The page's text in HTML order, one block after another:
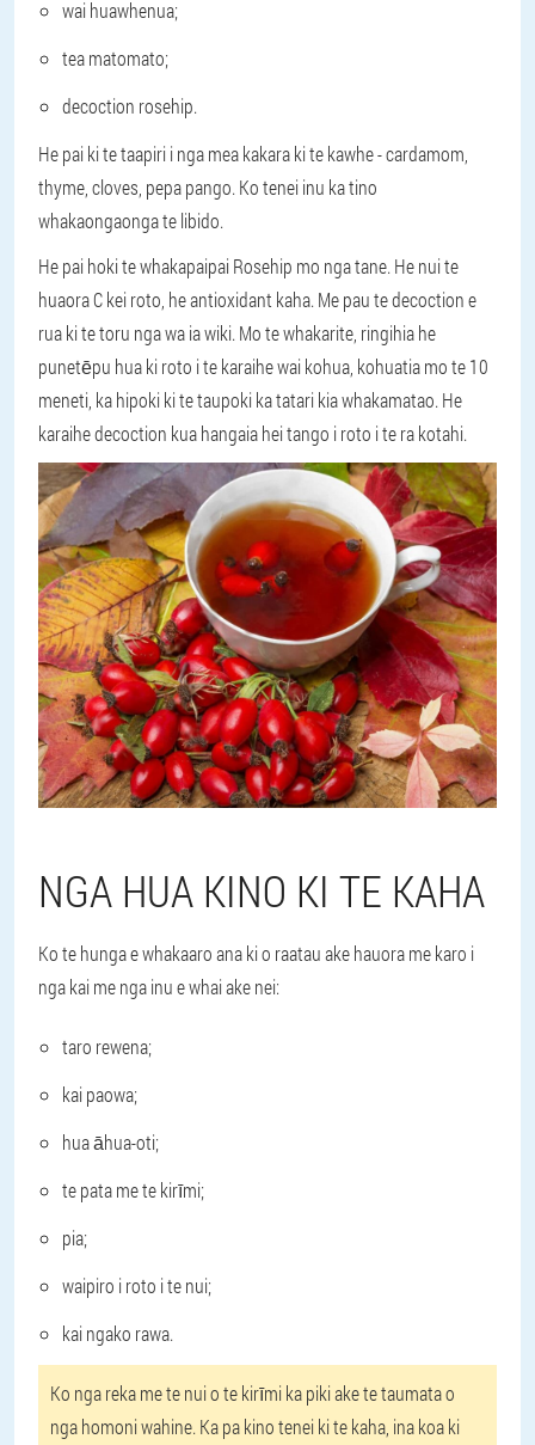
wai huawhenua;
tea matomato;
decoction rosehip.
He pai ki te taapiri i nga mea kakara ki te kawhe - cardamom,
thyme, cloves, pepa pango. Ko tenei inu ka tino
whakaongaonga te libido.
He pai hoki te whakapaipai Rosehip mo nga tane. He nui te
huaora C kei roto, he antioxidant kaha. Me pau te decoction e
rua ki te toru nga wa ia wiki. Mo te whakarite, ringihia he
punetēpu hua ki roto i te karaihe wai kohua, kohuatia mo te 10
meneti, ka hipoki ki te taupoki ka tatari kia whakamatao. He
karaihe decoction kua hangaia hei tango i roto i te ra kotahi.
NGA HUA KINO KI TE KAHA
Ko te hunga e whakaaro ana ki o raatau ake hauora me karo i
nga kai me nga inu e whai ake nei:
taro rewena;
kai paowa;
hua āhua-oti;
te pata me te kirīmi;
pia;
waipiro i roto i te nui;
kai ngako rawa.
Ko nga reka me te nui o te kirīmi ka piki ake te taumata o
nga homoni wahine. Ka pa kino tenei ki te kaha, ina koa ki